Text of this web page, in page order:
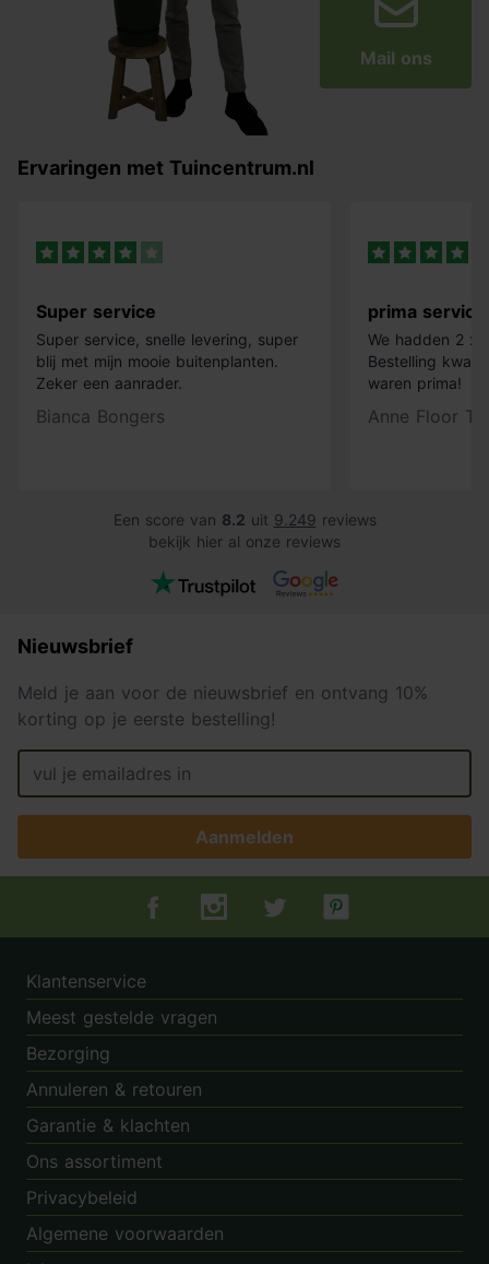
Mail ons
Ervaringen met Tuincentrum.nl
Super service
Super service, snelle levering, super
blij met mijn mooie buitenplanten.
Zeker een aanrader.
Bianca Bongers
prima service
We hadden 2 x
Bestelling
waren prima!
Anne Floor
Een score van 8.2 uit 9.249 reviews
bekijk hier al onze reviews
Nieuwsbrief
Meld je aan voor de nieuwsbrief en ontvang 10%
korting op je eerste bestelling!
Aanmelden
Tuincentrum.nl op Facebook
Tuincentrum.nl op Instagram
Tuincentrum.nl op Twitter
Tuincentrum.nl op
Klantenservice
Meest gestelde vragen
Bezorging
Annuleren & retouren
Garantie & klachten
Ons assortiment
Privacybeleid
Algemene voorwaarden